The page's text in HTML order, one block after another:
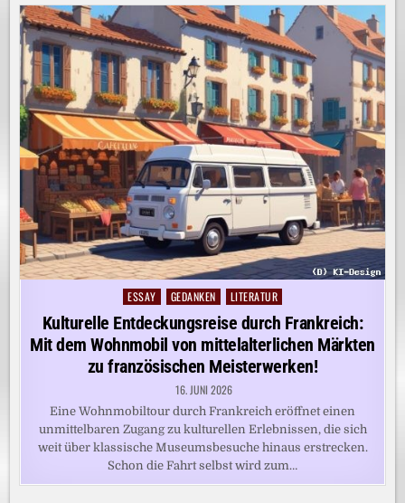
Posted
ESSAY GEDANKEN LITERATUR
Kulturelle Entdeckungsreise durch Frankreich:
Mit dem Wohnmobil von mittelalterlichen Märkten
zu französischen Meisterwerken!
16. JUNI 2026
Eine Wohnmobiltour durch Frankreich eröffnet einen
unmittelbaren Zugang zu kulturellen Erlebnissen, die sich
weit über klassische Museumsbesuche hinaus erstrecken.
Schon die Fahrt selbst wird zum…